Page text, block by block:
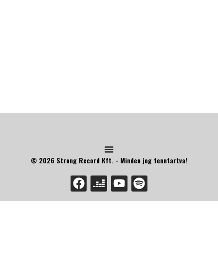
© 2026 Strong Record Kft. - Minden jog fenntartva!